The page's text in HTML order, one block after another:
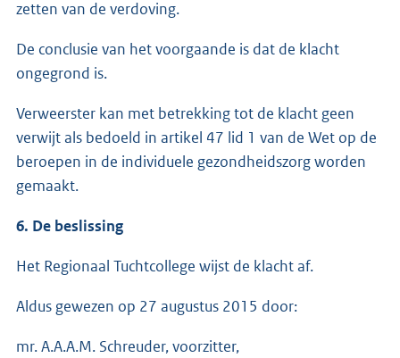
zetten van de verdoving.
De conclusie van het voorgaande is dat de klacht
ongegrond is.
Verweerster kan met betrekking tot de klacht geen
verwijt als bedoeld in artikel 47 lid 1 van de Wet op de
beroepen in de individuele gezondheidszorg worden
gemaakt.
6. De beslissing
Het Regionaal Tuchtcollege wijst de klacht af.
Aldus gewezen op 27 augustus 2015 door:
mr. A.A.A.M. Schreuder, voorzitter,